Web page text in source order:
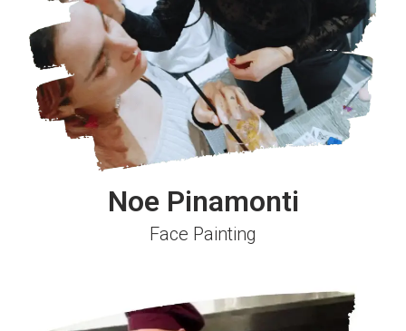
Noe Pinamonti
Face Painting